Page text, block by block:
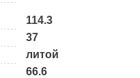
114.3
37
литой
66.6